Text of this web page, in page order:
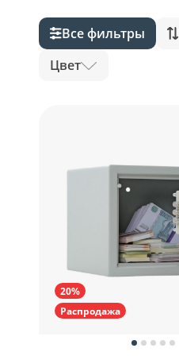
Все фильтры
Цвет
20%
Распродажа